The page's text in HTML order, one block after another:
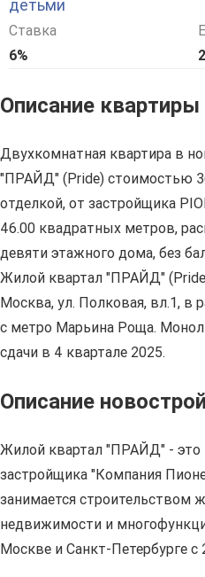
детьми
Ставка
6%
Описание квартиры
Двухкомнатная квартира в
"ПРАЙД" (Pride) стоимостью
отделкой, от застройщика
46.00 квадратных метров,
девяти этажного дома, без
Жилой квартал "ПРАЙД"
Москва, ул. Полковая, вл.1, в
с метро Марьина Роща.
сдачи в 4 квартале 2025.
Описание
Жилой квартал "ПРАЙД" - это
застройщика "Компания
занимается
недвижимости и
Москве и Санкт-Петербурге с